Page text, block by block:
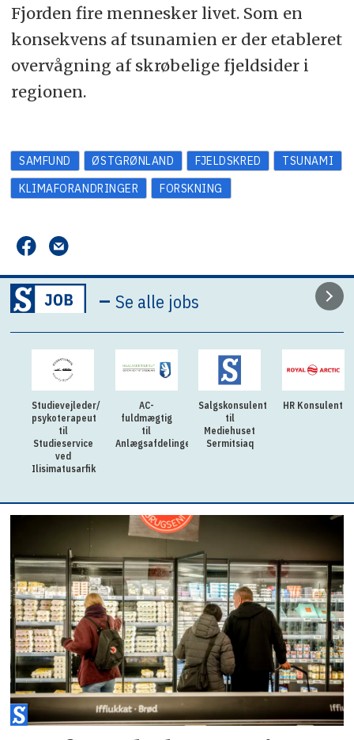
Fjorden fire mennesker livet. Som en
konsekvens af tsunamien er der etableret
overvågning af skrøbelige fjeldsider i
regionen.
SAMFUND ØSTGRØNLAND FJELDSKRED
TSUNAMI
KLIMAFORANDRINGER
FORSKNING
–Se alle jobs
Studievejleder/
psykoterapeut
til
Studieservice
ved
Ilisimatusarfik
AC-
fuldmægtig
til
Anlægsafdelingen
Salgskonsulent
til
Mediehuset
Sermitsiaq
HR Konsulent